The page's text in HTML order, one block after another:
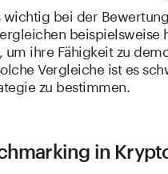
bei der
beispielsweise
ihre Fähigkeit zu
Vergleiche ist es
zu bestimmen.
in